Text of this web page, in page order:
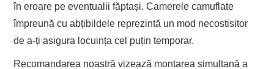
în eroare pe eventualii făptași. Camerele camuflate
împreună cu abțibildele reprezintă un mod necostisitor
de a-ți asigura locuința cel puțin temporar.
Recomandarea noastră vizează montarea simultană a